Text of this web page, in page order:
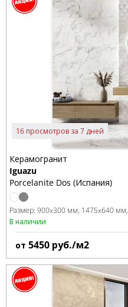
16 просмотров за 7 дней
Керамогранит
Iguazu
Porcelanite Dos (Испания)
Размер: 900x300 мм 1475x640 мм
В наличии
от 5450 руб./м2